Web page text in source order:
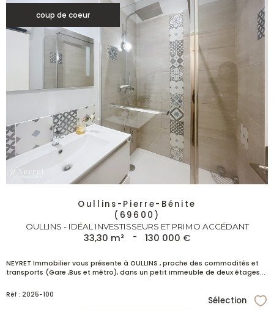
coup de coeur
Oullins-Pierre-Bénite
(69600)
OULLINS - IDÉAL INVESTISSEURS ET PRIMO ACCÉDANT
33,30 m² - 130 000 €
NEYRET Immobilier vous présente à OULLINS , proche des commodités et
transports (Gare ,Bus et métro), dans un petit immeuble de deux étages...
Réf : 2025-100
Sélection